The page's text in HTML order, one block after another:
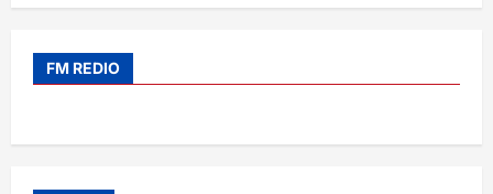
FM REDIO